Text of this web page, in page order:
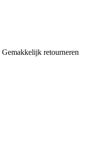
Gemakkelijk retourneren